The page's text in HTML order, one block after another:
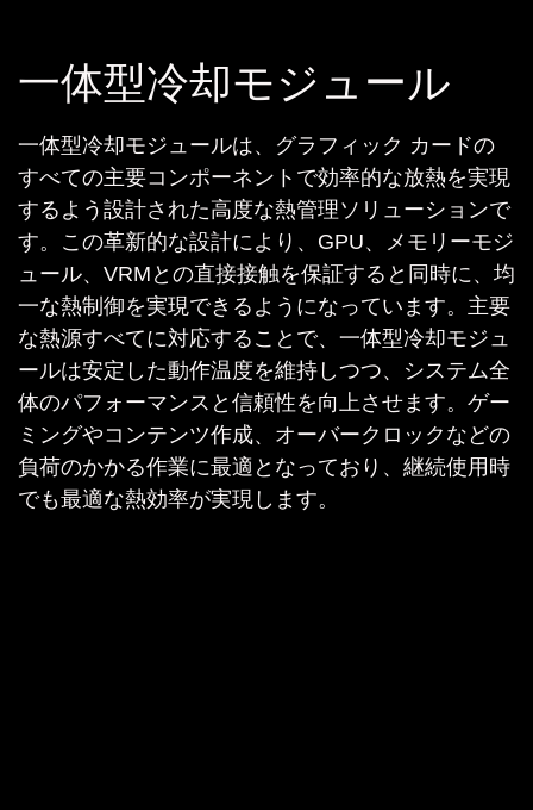
一体型冷却モジュール
一体型冷却モジュールは、グラフィック カードの
すべての主要コンポーネントで効率的な放熱を実現
するよう設計された高度な熱管理ソリューションで
す。この革新的な設計により、GPU、メモリーモジ
ュール、VRMとの直接接触を保証すると同時に、均
一な熱制御を実現できるようになっています。主要
な熱源すべてに対応することで、一体型冷却モジュ
ールは安定した動作温度を維持しつつ、システム全
体のパフォーマンスと信頼性を向上させます。ゲー
ミングやコンテンツ作成、オーバークロックなどの
負荷のかかる作業に最適となっており、継続使用時
でも最適な熱効率が実現します。